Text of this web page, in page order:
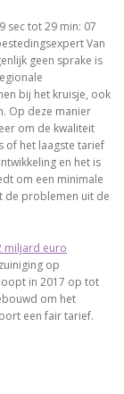
sec tot 29 min: 07
Van
geen sprake is
bij het kruisje, ook
Op deze manier
om de kwaliteit
of het laagste tarief
en het is
om een minimale
de problemen uit de
miljard euro
op
in 2017 op tot
om het
een fair tarief.